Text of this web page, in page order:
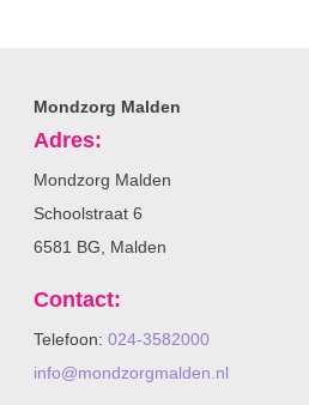
Mondzorg Malden
Adres:
Mondzorg Malden
Schoolstraat 6
6581 BG, Malden
Contact:
Telefoon:024-3582000
info@mondzorgmalden.nl